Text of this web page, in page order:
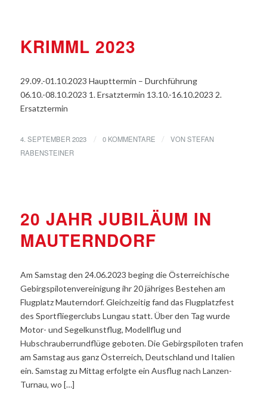
KRIMML 2023
29.09.-01.10.2023 Haupttermin – Durchführung
06.10.-08.10.2023 1. Ersatztermin 13.10.-16.10.2023 2.
Ersatztermin
4. SEPTEMBER 2023 / 0 KOMMENTARE / VONSTEFAN
RABENSTEINER
20 JAHR JUBILÄUM IN
MAUTERNDORF
Am Samstag den 24.06.2023 beging die Österreichische
Gebirgspilotenvereinigung ihr 20 jähriges Bestehen am
Flugplatz Mauterndorf. Gleichzeitig fand das Flugplatzfest
des Sportfliegerclubs Lungau statt. Über den Tag wurde
Motor- und Segelkunstflug, Modellflug und
Hubschrauberrundflüge geboten. Die Gebirgspiloten trafen
am Samstag aus ganz Österreich, Deutschland und Italien
ein. Samstag zu Mittag erfolgte ein Ausflug nach Lanzen-
Turnau, wo […]